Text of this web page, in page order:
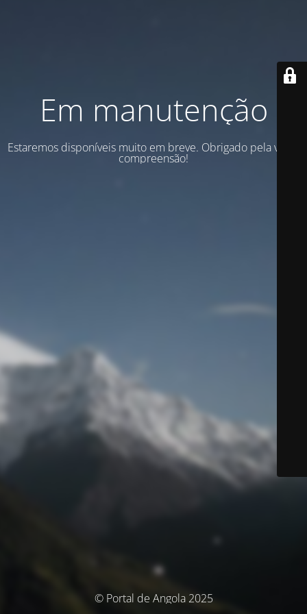
Em manutenção
Estaremos disponíveis muito em breve. Obrigado pela vossa
compreensão!
© Portal de Angola 2025